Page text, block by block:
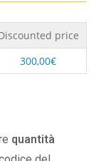
price
300,00€
quantità